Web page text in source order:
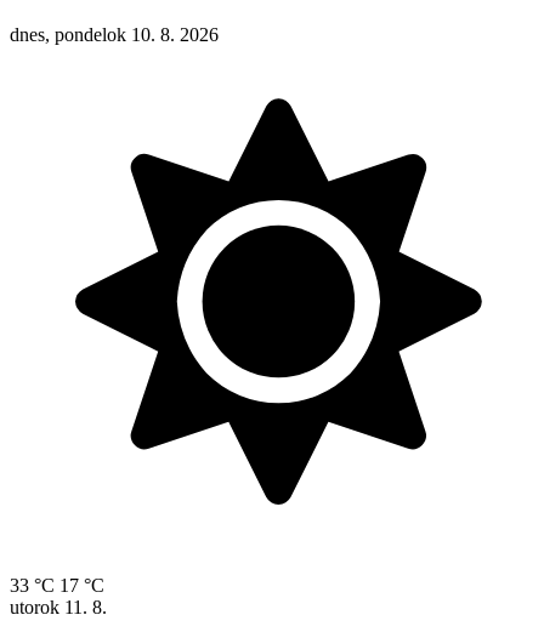
dnes, pondelok 10. 8. 2026
33 °C 17 °C
utorok 11. 8.